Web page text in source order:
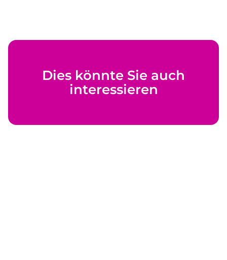
Dies könnte Sie auch
interessieren